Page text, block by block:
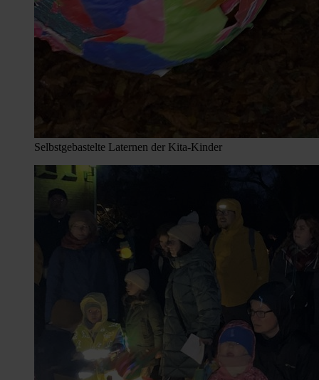
Selbstgebastelte Laternen der Kita-Kinder